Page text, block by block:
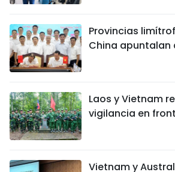
Provincias
China apuntalan
Laos y Vietnam
vigilancia en
Vietnam y